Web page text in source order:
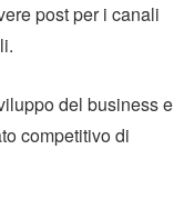
post per i canali
del business e
competitivo di